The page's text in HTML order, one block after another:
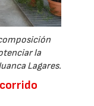
la
Lagares.